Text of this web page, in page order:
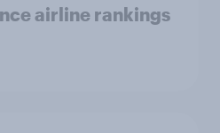
airline rankings